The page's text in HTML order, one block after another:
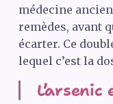
médecine
remèdes, avant
écarter. Ce
lequel c’est la